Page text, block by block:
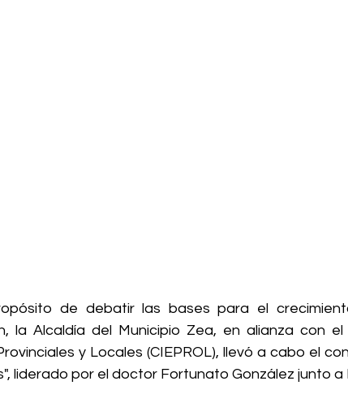
de debatir las bases para el
la Alcaldía del Municipio Zea, en alianza con
y Locales (CIEPROL), llevó a cabo el
liderado por el doctor Fortunato González junto a